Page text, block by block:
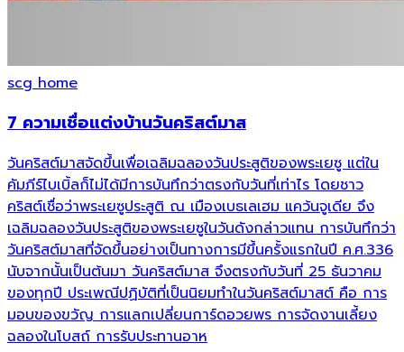
scg home
7 ความเชื่อแต่งบ้านวันคริสต์มาส
วันคริสต์มาสจัดขึ้นเพื่อเฉลิมฉลองวันประสูติของพระเยซู แต่ใน
คัมภีร์ไบเบิ้ลก็ไม่ได้มีการบันทึกว่าตรงกับวันที่เท่าไร โดยชาว
คริสต์เชื่อว่าพระเยซูประสูติ ณ เมืองเบธเลเฮม แคว้นจูเดีย จึง
เฉลิมฉลองวันประสูติของพระเยซูในวันดังกล่าวแทน การบันทึกว่า
วันคริสต์มาสที่จัดขึ้นอย่างเป็นทางการมีขึ้นครั้งแรกในปี ค.ศ.336
นับจากนั้นเป็นต้นมา วันคริสต์มาส จึงตรงกับวันที่ 25 ธันวาคม
ของทุกปี ประเพณีปฏิบัติที่เป็นนิยมทำในวันคริสต์มาสต์ คือ การ
มอบของขวัญ การแลกเปลี่ยนการ์ดอวยพร การจัดงานเลี้ยง
ฉลองในโบสถ์ การรับประทานอาห